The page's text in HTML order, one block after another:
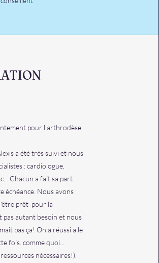
pour l'arthrodèse
a été très suivi et nous
: cardiologue,
Chacun a fait sa part
échéance. Nous avons
prêt pour la
pas autant besoin et nous
pas ça! On a réussi a le
fois. comme quoi...
nécessaires!).